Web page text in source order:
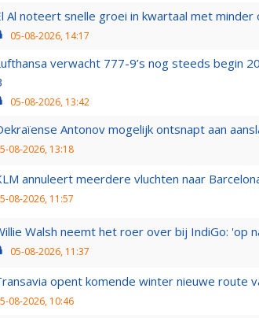
Al noteert snelle groei in kwartaal met
05-08-2026, 14:17
verwacht 777-9’s nog steeds begin
05-08-2026, 13:42
Antonov mogelijk ontsnapt aan
08-2026, 13:18
annuleert meerdere vluchten naar
08-2026, 11:57
Walsh neemt het roer over bij IndiGo: 'op
05-08-2026, 11:37
opent komende winter nieuwe route
08-2026, 10:46